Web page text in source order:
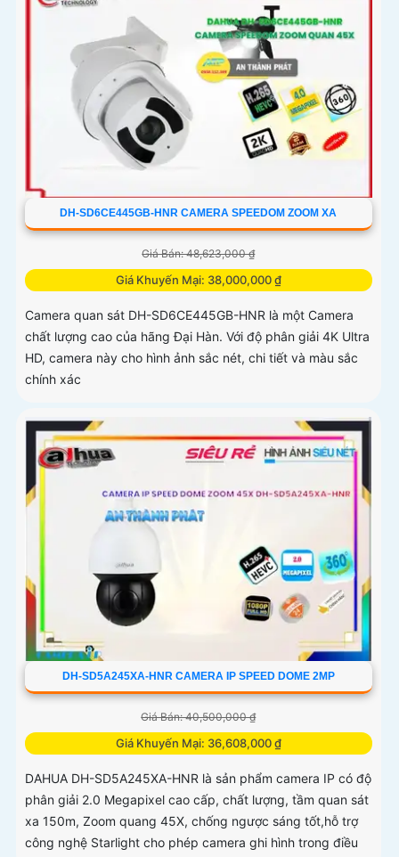
DH-SD6CE445GB-HNR CAMERA SPEEDOM ZOOM XA
Giá Bán: 48,623,000 ₫
Giá Khuyến Mại: 38,000,000 ₫
Camera quan sát DH-SD6CE445GB-HNR là một Camera
chất lượng cao của hãng Đại Hàn. Với độ phân giải 4K Ultra
HD, camera này cho hình ảnh sắc nét, chi tiết và màu sắc
chính xác
DH-SD5A245XA-HNR CAMERA IP SPEED DOME 2MP
Giá Bán: 40,500,000 ₫
Giá Khuyến Mại: 36,608,000 ₫
DAHUA DH-SD5A245XA-HNR là sản phẩm camera IP có độ
phân giải 2.0 Megapixel cao cấp, chất lượng, tầm quan sát
xa 150m, Zoom quang 45X, chống ngược sáng tốt,hỗ trợ
công nghệ Starlight cho phép camera ghi hình trong điều